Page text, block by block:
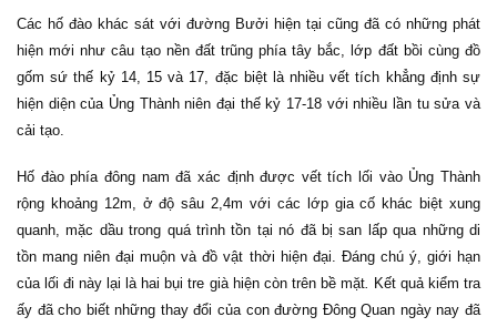
Các hố đào khác sát với đường Bưởi hiện tại cũng đã có những phát
hiện mới như câu tạo nền đất trũng phía tây bắc, lớp đất bồi cùng đồ
gốm sứ thế kỷ 14, 15 và 17, đặc biệt là nhiều vết tích khẳng định sự
hiện diện của Ủng Thành niên đại thế kỷ 17-18 với nhiều lần tu sửa và
cải tạo.
Hố đào phía đông nam đã xác định được vết tích lối vào Ủng Thành
rộng khoảng 12m, ở độ sâu 2,4m với các lớp gia cố khác biệt xung
quanh, mặc dầu trong quá trình tồn tại nó đã bị san lấp qua những di
tồn mang niên đại muộn và đồ vật thời hiện đại. Đáng chú ý, giới hạn
của lối đi này lại là hai bụi tre già hiện còn trên bề mặt. Kết quả kiểm tra
ấy đã cho biết những thay đổi của con đường Đông Quan ngày nay đã